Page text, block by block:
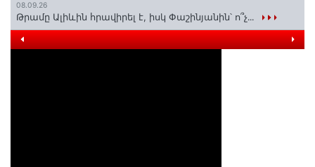
08.09.26
Թրամը Ալիևին հրավիրել է, իսկ Փաշինյանին՝ ո՞չ․․․